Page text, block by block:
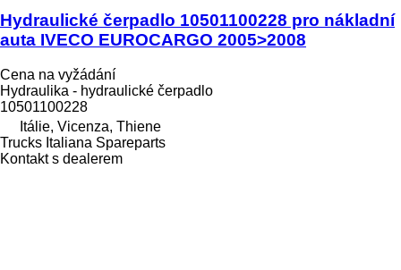
Hydraulické čerpadlo 10501100228 pro nákladní
auta IVECO EUROCARGO 2005>2008
Cena na vyžádání
Hydraulika - hydraulické čerpadlo
10501100228
Itálie, Vicenza, Thiene
Trucks Italiana Spareparts
Kontakt s dealerem